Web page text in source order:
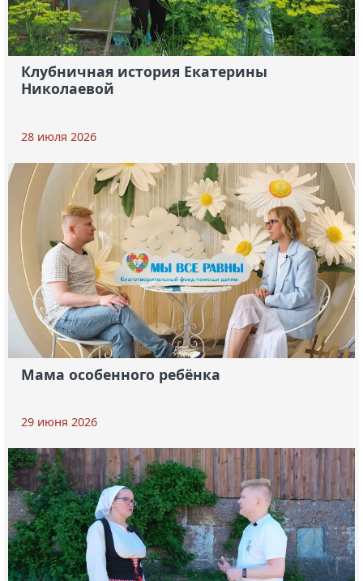
Клубничная история Екатерины
Николаевой
28 июля 2026
Мама особенного ребёнка
29 июня 2026